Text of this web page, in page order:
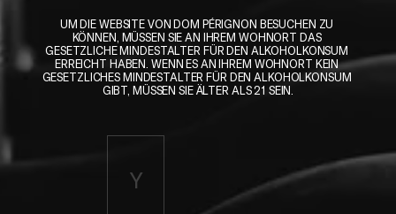
UM DIE WEBSITE VON DOM PÉRIGNON BESUCHEN ZU
KÖNNEN, MÜSSEN SIE AN IHREM WOHNORT DAS
GESETZLICHE MINDESTALTER FÜR DEN ALKOHOLKONSUM
ERREICHT HABEN. WENN ES AN IHREM WOHNORT KEIN
GESETZLICHES MINDESTALTER FÜR DEN ALKOHOLKONSUM
GIBT, MÜSSEN SIE ÄLTER ALS 21 SEIN.